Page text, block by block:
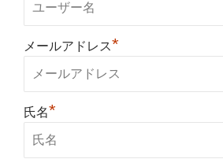
メールアドレス*
氏名*